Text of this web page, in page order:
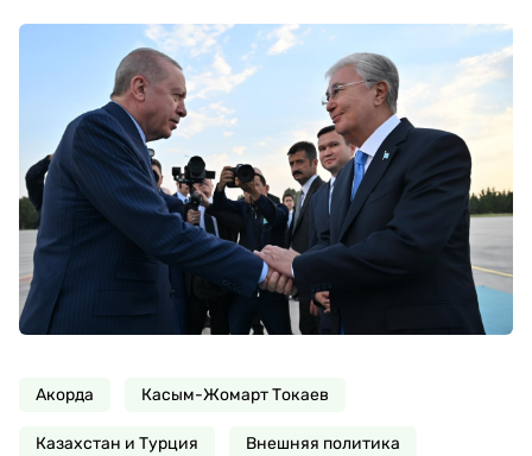
Акорда Касым-Жомарт Токаев
Казахстан и Турция Внешняя политика